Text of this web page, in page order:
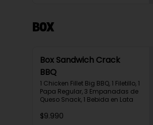
Box
Box Sandwich Crack
BBQ
1 Chicken Fillet Big BBQ, 1 Filetillo, 1
Papa Regular, 3 Empanadas de
Queso Snack, 1 Bebida en Lata
$9.990